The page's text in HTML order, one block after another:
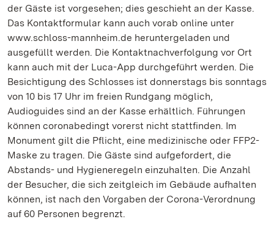
der Gäste ist vorgesehen; dies geschieht an der Kasse.
Das Kontaktformular kann auch vorab online unter
www.schloss-mannheim.de heruntergeladen und
ausgefüllt werden. Die Kontaktnachverfolgung vor Ort
kann auch mit der Luca-App durchgeführt werden. Die
Besichtigung des Schlosses ist donnerstags bis sonntags
von 10 bis 17 Uhr im freien Rundgang möglich,
Audioguides sind an der Kasse erhältlich. Führungen
können coronabedingt vorerst nicht stattfinden. Im
Monument gilt die Pflicht, eine medizinische oder FFP2-
Maske zu tragen. Die Gäste sind aufgefordert, die
Abstands- und Hygieneregeln einzuhalten. Die Anzahl
der Besucher, die sich zeitgleich im Gebäude aufhalten
können, ist nach den Vorgaben der Corona-Verordnung
auf 60 Personen begrenzt.